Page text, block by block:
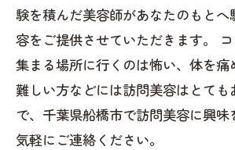
験を積んだ美容師があなたのもと
容をご提供させていただきます。
集まる場所に行くのは怖い、体を
難しい方などには訪問美容はとても
で、千葉県船橋市で訪問美容に興
気軽にご連絡ください。